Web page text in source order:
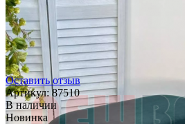
Оставить отзыв
Артикул:87510
В наличии
Новинка